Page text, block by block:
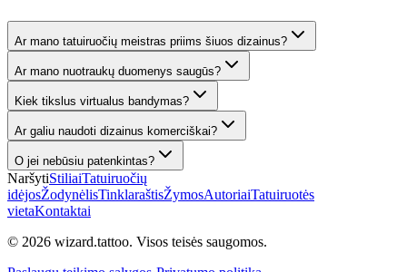
Ar mano tatuiruočių meistras priims šiuos dizainus?
Ar mano nuotraukų duomenys saugūs?
Kiek tikslus virtualus bandymas?
Ar galiu naudoti dizainus komerciškai?
O jei nebūsiu patenkintas?
NaršytiStiliaiTatuiruočių
idėjosŽodynėlisTinklaraštisŽymosAutoriaiTatuiruotės
vietaKontaktai
© 2026 wizard.tattoo. Visos teisės saugomos.